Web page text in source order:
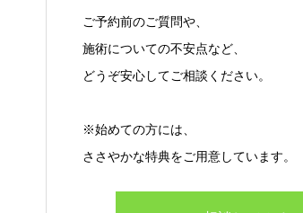
ご予約前のご質問や、
施術についての不安点など、
どうぞ安心してご相談ください。
※始めての方には、
ささやかな特典をご用意しています。